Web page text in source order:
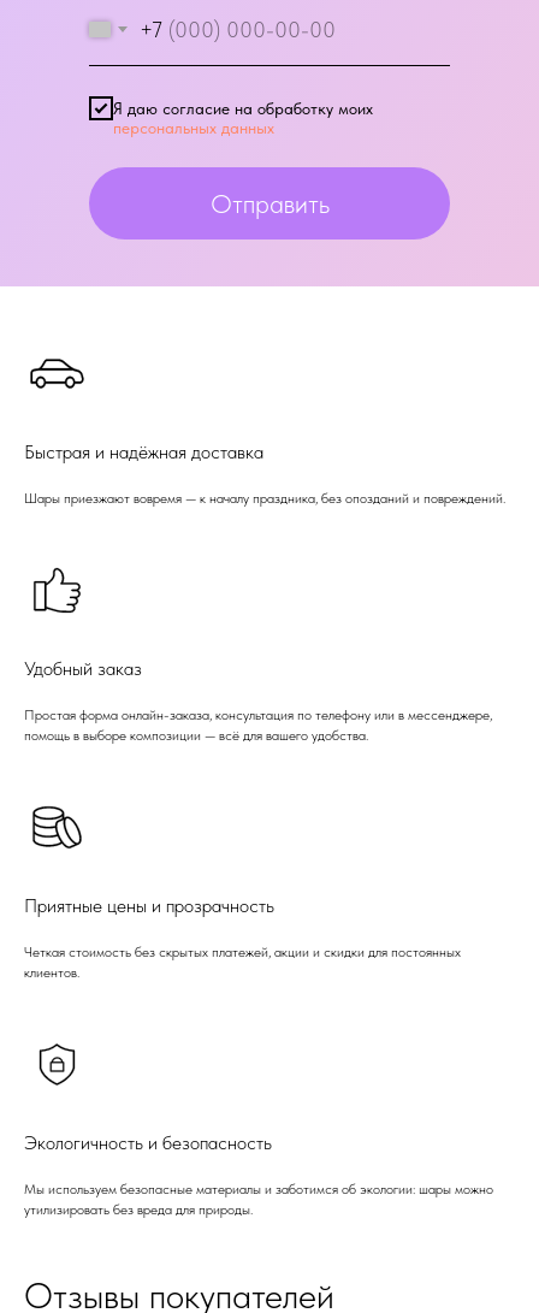
+7
Я даю согласие на обработку моих
персональных данных
Отправить
Быстрая и надёжная доставка
Шары приезжают вовремя — к началу праздника, без опозданий и повреждений.
Удобный заказ
Простая форма онлайн-заказа, консультация по телефону или в мессенджере,
помощь в выборе композиции — всё для вашего удобства.
Приятные цены и прозрачность
Четкая стоимость без скрытых платежей, акции и скидки для постоянных
клиентов.
Экологичность и безопасность
Мы используем безопасные материалы и заботимся об экологии: шары можно
утилизировать без вреда для природы.
Отзывы покупателей